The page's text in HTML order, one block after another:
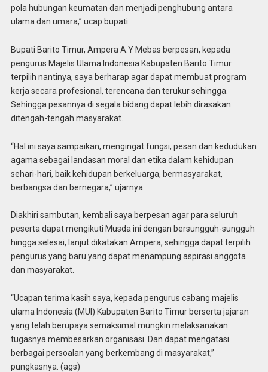
pola hubungan keumatan dan menjadi penghubung antara
ulama dan umara,” ucap bupati.
Bupati Barito Timur, Ampera A.Y Mebas berpesan, kepada
pengurus Majelis Ulama Indonesia Kabupaten Barito Timur
terpilih nantinya, saya berharap agar dapat membuat program
kerja secara profesional, terencana dan terukur sehingga.
Sehingga pesannya di segala bidang dapat lebih dirasakan
ditengah-tengah masyarakat.
“Hal ini saya sampaikan, mengingat fungsi, pesan dan kedudukan
agama sebagai landasan moral dan etika dalam kehidupan
sehari-hari, baik kehidupan berkeluarga, bermasyarakat,
berbangsa dan bernegara,” ujarnya.
Diakhiri sambutan, kembali saya berpesan agar para seluruh
peserta dapat mengikuti Musda ini dengan bersungguh-sungguh
hingga selesai, lanjut dikatakan Ampera, sehingga dapat terpilih
pengurus yang baru yang dapat menampung aspirasi anggota
dan masyarakat.
“Ucapan terima kasih saya, kepada pengurus cabang majelis
ulama Indonesia (MUI) Kabupaten Barito Timur berserta jajaran
yang telah berupaya semaksimal mungkin melaksanakan
tugasnya membesarkan organisasi. Dan dapat mengatasi
berbagai persoalan yang berkembang di masyarakat,”
pungkasnya. (ags)